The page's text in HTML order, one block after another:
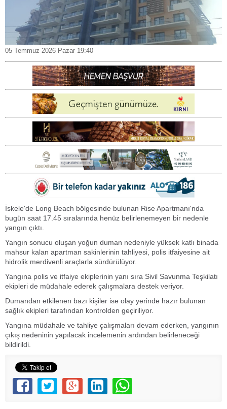
05 Temmuz 2026 Pazar 19:40
İskele'de Long Beach bölgesinde bulunan Rise Apartmanı'nda
bugün saat 17.45 sıralarında henüz belirlenemeyen bir nedenle
yangın çıktı.
Yangın sonucu oluşan yoğun duman nedeniyle yüksek katlı binada
mahsur kalan apartman sakinlerinin tahliyesi, polis itfaiyesine ait
hidrolik merdivenli araçlarla sürdürülüyor.
Yangına polis ve itfaiye ekiplerinin yanı sıra Sivil Savunma Teşkilatı
ekipleri de müdahale ederek çalışmalara destek veriyor.
Dumandan etkilenen bazı kişiler ise olay yerinde hazır bulunan
sağlık ekipleri tarafından kontrolden geçiriliyor.
Yangına müdahale ve tahliye çalışmaları devam ederken, yangının
çıkış nedeninin yapılacak incelemenin ardından belirleneceği
bildirildi.